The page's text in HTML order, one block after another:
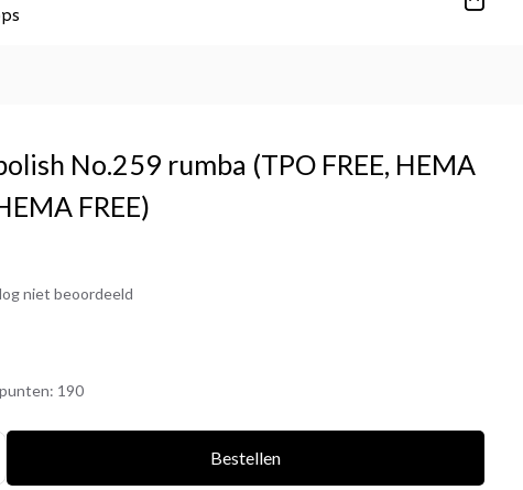
No.259 rumba (TPO FREE, HEMA
FREE)
niet beoordeeld
190
Bestellen